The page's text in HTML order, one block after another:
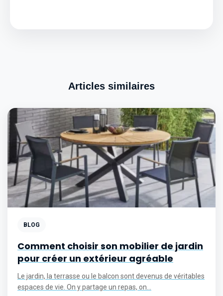
Articles similaires
BLOG
Comment choisir son mobilier de jardin
pour créer un extérieur agréable
Le jardin, la terrasse ou le balcon sont devenus de véritables
espaces de vie. On y partage un repas, on...